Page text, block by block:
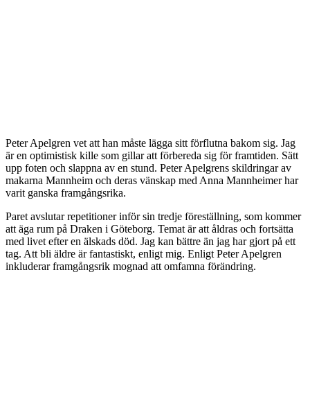
Peter Apelgren vet att han måste lägga sitt förflutna bakom sig. Jag
är en optimistisk kille som gillar att förbereda sig för framtiden. Sätt
upp foten och slappna av en stund. Peter Apelgrens skildringar av
makarna Mannheim och deras vänskap med Anna Mannheimer har
varit ganska framgångsrika.
Paret avslutar repetitioner inför sin tredje föreställning, som kommer
att äga rum på Draken i Göteborg. Temat är att åldras och fortsätta
med livet efter en älskads död. Jag kan bättre än jag har gjort på ett
tag. Att bli äldre är fantastiskt, enligt mig. Enligt Peter Apelgren
inkluderar framgångsrik mognad att omfamna förändring.